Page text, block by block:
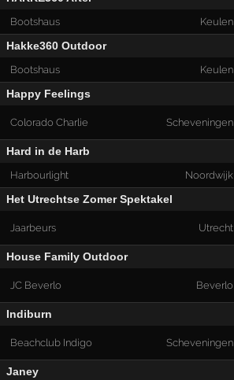
Bootshaus Keulen
Hakke360 Outdoor
Bootshaus Keulen
Happy Feelings
Colorado Charlie Scheveningen
Hard in de Harb
Harbourlight Noordwijk
Het Utrechtse Zomer Spektakel
Jaarbeurs Utrecht
House Family Outdoor
JC Beverlo Beverlo
Indiburn
Beachclub Indigo Scheveningen
Janey